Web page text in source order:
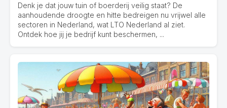
Denk je dat jouw tuin of boerderij veilig staat? De
aanhoudende droogte en hitte bedreigen nu vrijwel alle
sectoren in Nederland, wat LTO Nederland al ziet.
Ontdek hoe jij je bedrijf kunt beschermen, ...